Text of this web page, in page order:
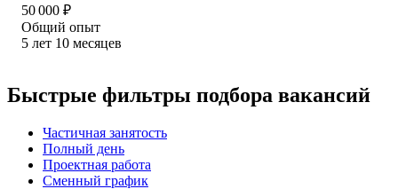
50 000 ₽
Общий опыт
5 лет 10 месяцев
Быстрые фильтры подбора вакансий
Частичная занятость
Полный день
Проектная работа
Сменный график